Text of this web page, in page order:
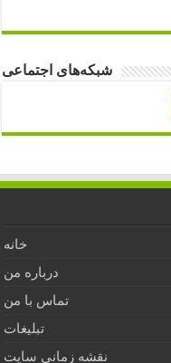
شبکه‌های اجتماعی
خانه
درباره من
تماس با من
تبلیغات
نقشه زمانی سایت